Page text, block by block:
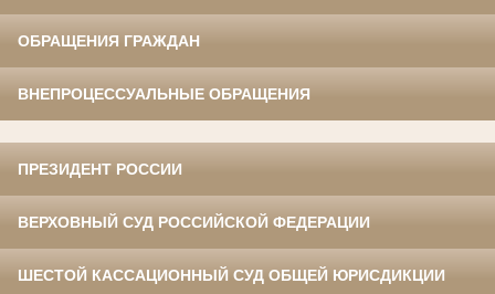
ОБРАЩЕНИЯ ГРАЖДАН
ВНЕПРОЦЕССУАЛЬНЫЕ ОБРАЩЕНИЯ
ПРЕЗИДЕНТ РОССИИ
ВЕРХОВНЫЙ СУД РОССИЙСКОЙ ФЕДЕРАЦИИ
ШЕСТОЙ КАССАЦИОННЫЙ СУД ОБЩЕЙ ЮРИСДИКЦИИ